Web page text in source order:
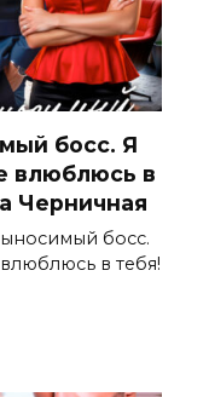
босс. Я
влюблюсь в
Черничная
босс.
в тебя!